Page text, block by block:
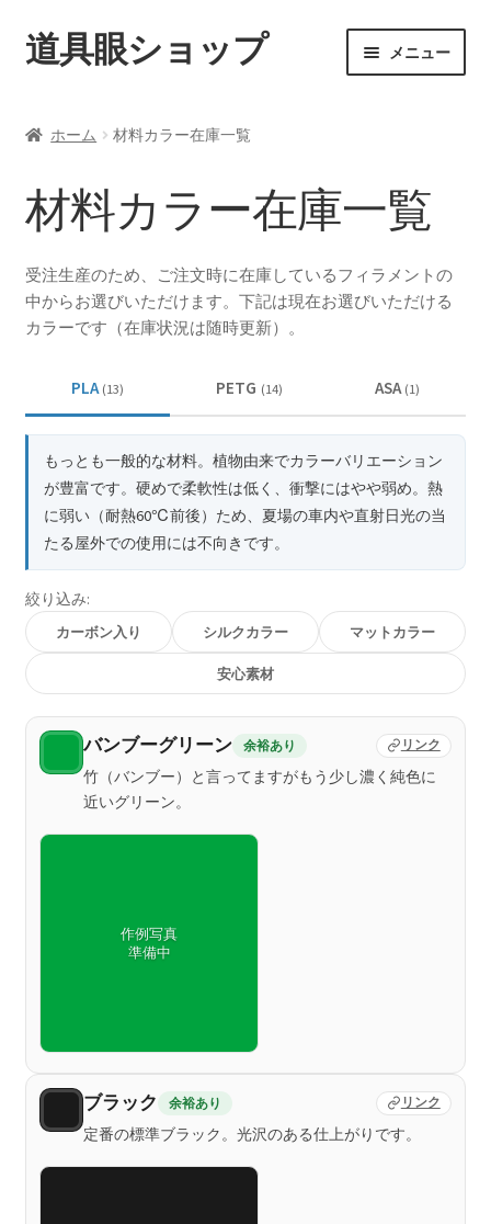
ナ
ビ
ー
ン
へ
キ
ッ
プ
コ
ン
ン
ス
キ
プ
道具眼ショップ メニュー
ュ
ー
配送料について
納期について
カート
ホーム 材料カラー在庫一覧
材料カラー在庫一覧
受注生産のため、ご注文時に在庫しているフィラメントの
中からお選びいただけます。下記は現在お選びいただける
カラーです（在庫状況は随時更新）。
PLA (13) PETG (14) ASA (1)
もっとも一般的な材料。植物由来でカラーバリエーション
が豊富です。硬めで柔軟性は低く、衝撃にはやや弱め。熱
に弱い（耐熱60℃前後）ため、夏場の車内や直射日光の当
たる屋外での使用には不向きです。
絞り込み:
カーボン入り
シルクカラー マットカラー
安心素材
バンブーグリーン 余裕あり リンク
竹（バンブー）と言ってますがもう少し濃く純色に
近いグリーン。
作例写真
準備中
ブラック 余裕あり リンク
定番の標準ブラック。光沢のある仕上がりです。